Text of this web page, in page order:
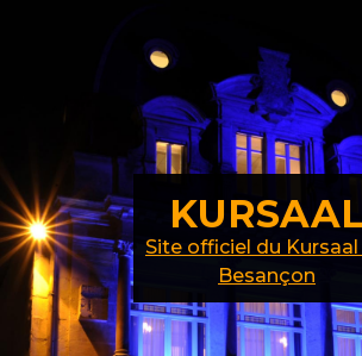
Site officiel du
Besançon